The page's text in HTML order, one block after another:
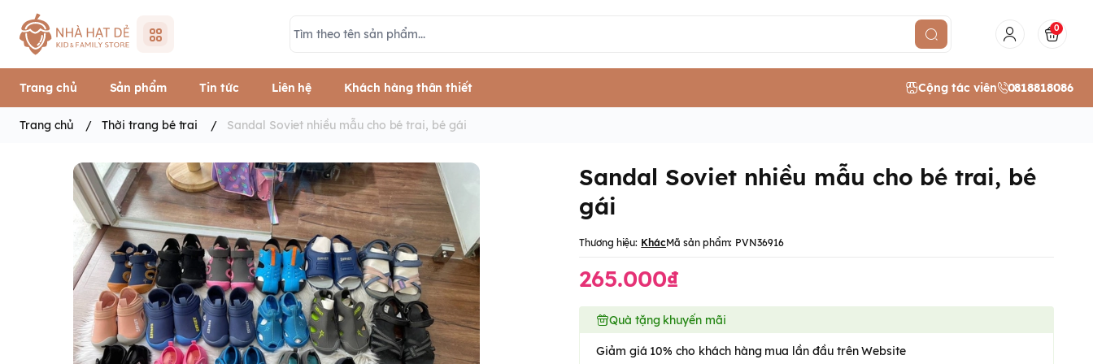
0
Trang chủ Sản phẩm Tin tức Liên hệ Khách hàng thân thiết Cộng tác viên 0818818086
Trang chủ / Thời trang bé trai / Sandal Soviet nhiều mẫu cho bé trai, bé gái
Sandal Soviet nhiều mẫu cho bé trai, bé
gái
Thương hiệu: KhácMã sản phẩm: PVN36916
265.000₫
Quà tặng khuyến mãi
Giảm giá 10% cho khách hàng mua lần đầu trên Website